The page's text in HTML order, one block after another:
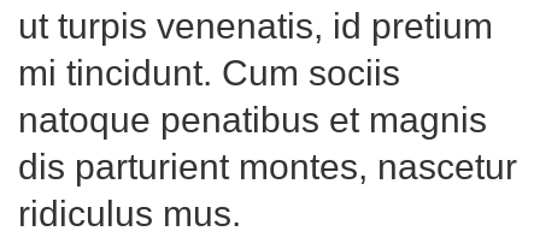
ut turpis venenatis, id pretium
mi tincidunt. Cum sociis
natoque penatibus et magnis
dis parturient montes, nascetur
ridiculus mus.